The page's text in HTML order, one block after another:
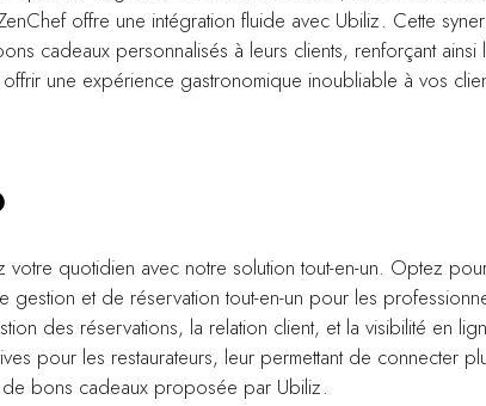
offre une intégration fluide avec Ubiliz. Cette
cadeaux personnalisés à leurs clients, renforçant ainsi
une expérience gastronomique inoubliable à vos
quotidien avec notre solution tout-en-un. Optez
et de réservation tout-en-un pour les
des réservations, la relation client, et la visibilité en
pour les restaurateurs, leur permettant de connecter
de bons cadeaux proposée par Ubiliz.